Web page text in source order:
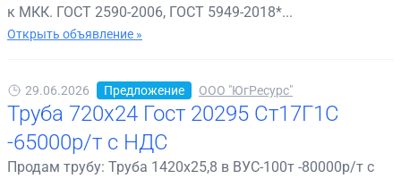
к МКК. ГОСТ 2590-2006, ГОСТ 5949-2018*...
Открыть объявление »
29.06.2026 Предложение ООО "ЮгРесурс"
Труба 720х24 Гост 20295 Ст17Г1С
-65000р/т с НДС
Продам трубу: Труба 1420х25,8 в ВУС-100т -80000р/т с